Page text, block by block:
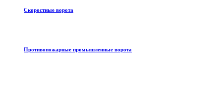
Скоростные ворота
Противопожарные промышленные ворота